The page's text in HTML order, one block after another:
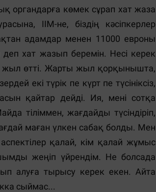
органдарға көмек сұрап хат жаза
ІІМ-не, біздің кәсіпкерлер
адамдар менен 11000 евроны
хат жазып беремін. Несі керек
жыл өтті. Жарты жыл қорқынышта,
екі түрік пе күрт пе түсініксіз,
қайтар дейді. Ия, мені сотқа
тіліммен, жағдайды түсіндіріп,
маған үлкен сабақ болды. Мен
қалай, кім қалай жұмыс
жеңіп үйрендім. Не болсада
алуға тырысу керек екен. Айта
сыймас...